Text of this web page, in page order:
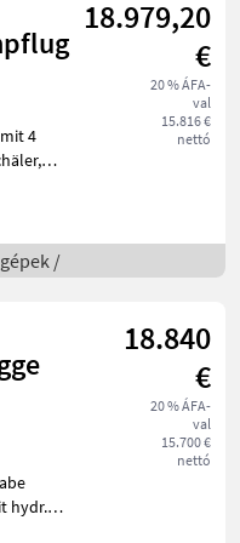
18.979,20
€
20 % ÁFA-
val
15.816 €
nettó
4
/
18.840
€
20 % ÁFA-
val
15.700 €
nettó
hydr.